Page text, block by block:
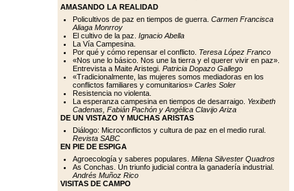
AMASANDO LA REALIDAD
Policultivos de paz en tiempos de guerra. Carmen Francisca
Aliaga Monrroy
El cultivo de la paz. Ignacio Abella
La Vía Campesina.
Por qué y cómo repensar el conflicto. Teresa López Franco
«Nos une lo básico. Nos une la tierra y el querer vivir en paz».
Entrevista a Maite Aristegi. Patricia Dopazo Gallego
«Tradicionalmente, las mujeres somos mediadoras en los
conflictos familiares y comunitarios» Carles Soler
Resistencia no violenta.
La esperanza campesina en tiempos de desarraigo. Yexibeth
Cadenas, Fabián Pachón y Angélica Clavijo Ariza
DE UN VISTAZO Y MUCHAS ARISTAS
Diálogo: Microconflictos y cultura de paz en el medio rural.
Revista SABC
EN PIE DE ESPIGA
Agroecología y saberes populares. Milena Silvester Quadros
As Conchas. Un triunfo judicial contra la ganadería industrial.
Andrés Muñoz Rico
VISITAS DE CAMPO